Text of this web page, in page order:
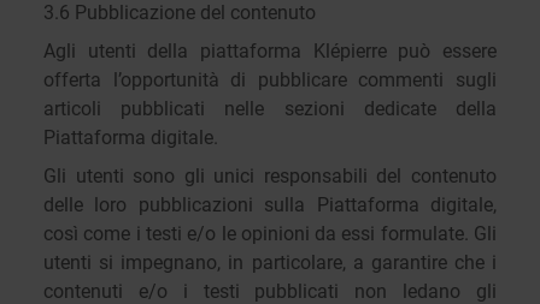
3.6 Pubblicazione del contenuto
Agli utenti della piattaforma Klépierre può essere
offerta l’opportunità di pubblicare commenti sugli
articoli pubblicati nelle sezioni dedicate della
Piattaforma digitale.
Gli utenti sono gli unici responsabili del contenuto
delle loro pubblicazioni sulla Piattaforma digitale,
così come i testi e/o le opinioni da essi formulate. Gli
utenti si impegnano, in particolare, a garantire che i
contenuti e/o i testi pubblicati non ledano gli